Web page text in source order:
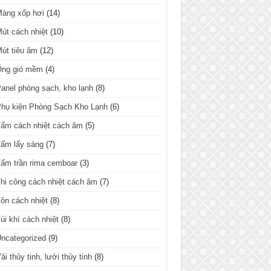
xốp hơi (14)
cách nhiệt (10)
tiêu âm (12)
gió mềm (4)
phòng sạch, kho lạnh (8)
kiện Phòng Sạch Kho Lạnh (6)
cách nhiệt cách âm (5)
lấy sáng (7)
trần rima cemboar (3)
công cách nhiệt cách âm (7)
cách nhiệt (8)
khí cách nhiệt (8)
(9)
thủy tinh, lưới thủy tinh (8)